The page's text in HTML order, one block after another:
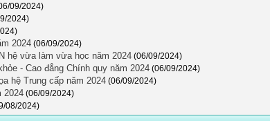
09/2024)
2024)
2024 (06/09/2024)
hệ vừa làm vừa học năm 2024 (06/09/2024)
- Cao đẳng Chính quy năm 2024 (06/09/2024)
hệ Trung cấp năm 2024 (06/09/2024)
2024 (06/09/2024)
08/2024)